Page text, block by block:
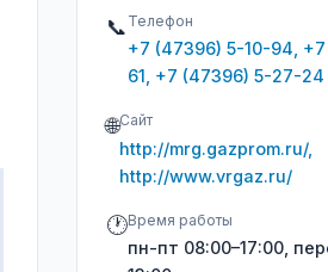
📞 Телефон
+7 (47396) 5-10-94,
61, +7 (47396) 5-27-24
🌐Сайт
http://mrg.gazprom.ru/,
http://www.vrgaz.ru/
🕐Время работы
пн-пт 08:00–17:00,